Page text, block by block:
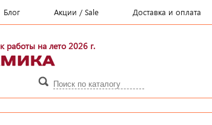
Блог Акции / Sale Доставка и оплата
работы на лето 2026 г.